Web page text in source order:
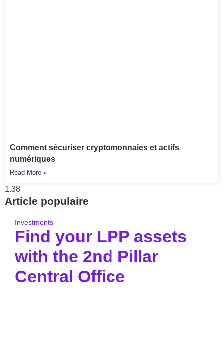
Comment sécuriser cryptomonnaies et actifs
numériques
Read More »
Article populaire
Investments
Find your LPP assets
with the 2nd Pillar
Central Office